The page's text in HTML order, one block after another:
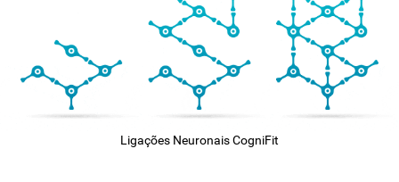
Ligações Neuronais CogniFit